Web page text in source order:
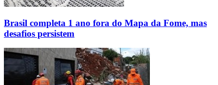
Brasil completa 1 ano fora do Mapa da Fome, mas
desafios persistem